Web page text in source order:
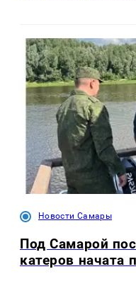
Новости Самары
Под Самарой
катеров начата